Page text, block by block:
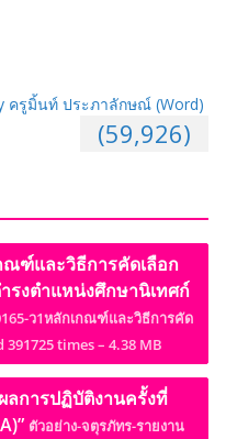
ครูมิ้นท์ ประภาลักษณ์ (Word)
(59,926)
ณฑ์และวิธีการคัดเลือก
รงตำแหน่งศึกษานิเทศก์
ว1หลักเกณฑ์และวิธีการคัด
times – 4.38 MB
ลการปฏิบัติงานครั้งที่
ตัวอย่าง-จตุรภัทร-รายงาน